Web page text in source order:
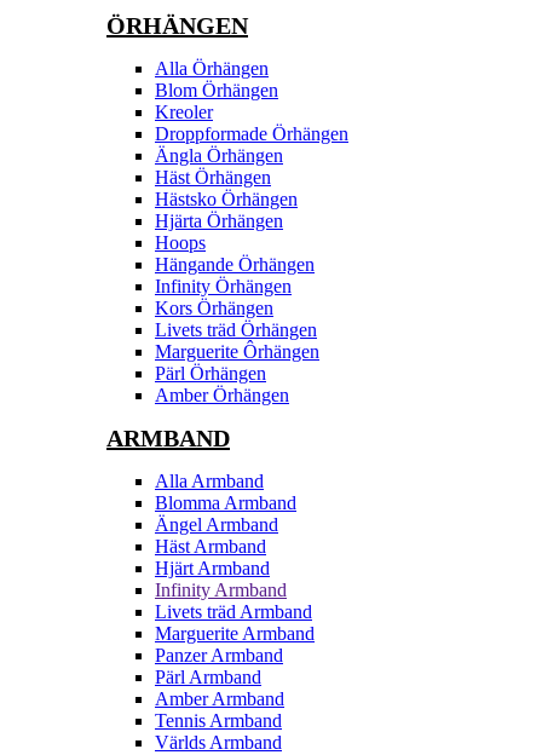
ÖRHÄNGEN
Alla Örhängen
Blom Örhängen
Kreoler
Droppformade Örhängen
Ängla Örhängen
Häst Örhängen
Hästsko Örhängen
Hjärta Örhängen
Hoops
Hängande Örhängen
Infinity Örhängen
Kors Örhängen
Livets träd Örhängen
Marguerite Ôrhängen
Pärl Örhängen
Amber Örhängen
ARMBAND
Alla Armband
Blomma Armband
Ängel Armband
Häst Armband
Hjärt Armband
Infinity Armband
Livets träd Armband
Marguerite Armband
Panzer Armband
Pärl Armband
Amber Armband
Tennis Armband
Världs Armband